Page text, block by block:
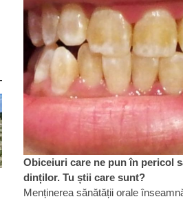
Obiceiuri care ne pun în pericol
dinților. Tu știi care sunt?
Menținerea sănătății orale